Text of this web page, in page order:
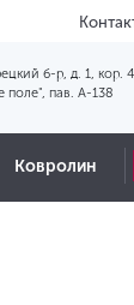
б-р, д. 1, кор. 4
пав. А-138
Ковролин